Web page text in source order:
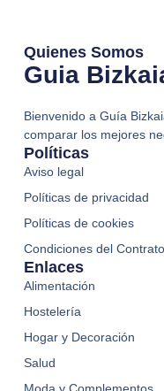
Quienes Somos
Guia
Bienvenido a Guía
comparar los mejores
Enlaces
Alimentación
Hostelería
Hogar y Decoración
Salud
Políticas
Aviso legal
Políticas de privacidad
Políticas de cookies
Condiciones del